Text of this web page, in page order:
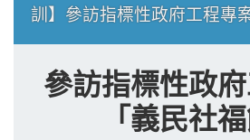
訓】參訪指標性政府工程專
參訪指標性政
「義民社福